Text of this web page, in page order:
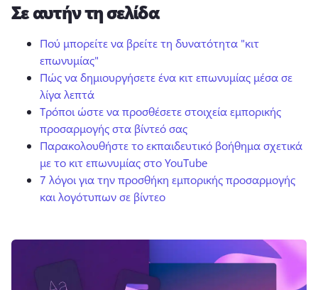
Δωρεάν δοκιμή
Σε αυτήν τη σελίδα
Πού μπορείτε να βρείτε τη δυνατότητα "κιτ
επωνυμίας"
Πώς να δημιουργήσετε ένα κιτ επωνυμίας μέσα σε
λίγα λεπτά
Τρόποι ώστε να προσθέσετε στοιχεία εμπορικής
προσαρμογής στα βίντεό σας
Παρακολουθήστε το εκπαιδευτικό βοήθημα σχετικά
με το κιτ επωνυμίας στο YouTube
7 λόγοι για την προσθήκη εμπορικής προσαρμογής
και λογότυπων σε βίντεο